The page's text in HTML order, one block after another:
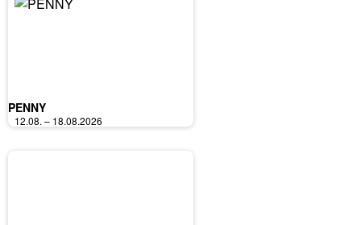
PENNY
12.08. – 18.08.2026